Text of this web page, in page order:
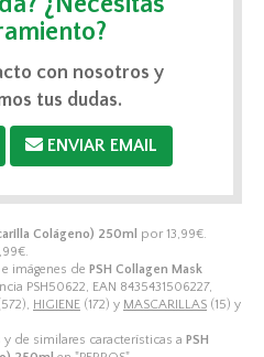
Colágeno) 250ml por 13,99€
€
imágenes de PSH Collagen Mask
PSH50622, EAN 8435431506227,
HIGIENE (172) y MASCARILLAS (15) y
de similares características a PSH
con nosotros y
tus dudas.
ENVIAR EMAIL